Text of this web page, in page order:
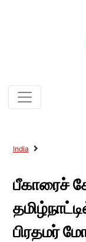
India
பீகாரைச்
பிரதமர்